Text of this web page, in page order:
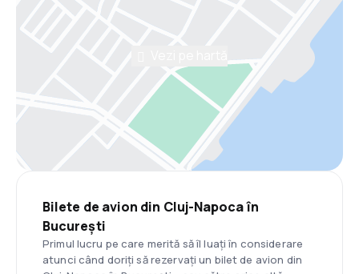
Bilete de avion din Cluj-Napoca în
București
Primul lucru pe care merită să îl luați în considerare
atunci când doriți să rezervați un bilet de avion din